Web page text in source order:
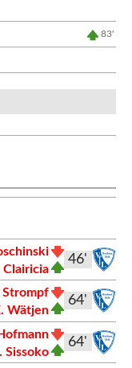
83'
46'
Clairicia
64'
Strompf
Wätjen
64'
Sissoko